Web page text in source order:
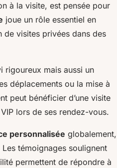
à la visite, est pensée pour
joue un rôle essentiel en
de visites privées dans des
rigoureux mais aussi un
déplacements ou la mise à
peut bénéficier d’une visite
lors de ses rendez-vous.
personnalisée globalement,
témoignages soulignent
permettent de répondre à